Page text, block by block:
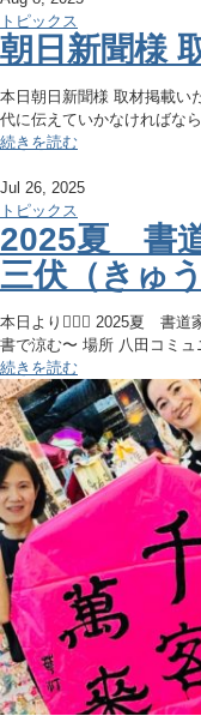
トピックス
朝日新聞様
本日朝日新聞様 取材掲載い
代に伝えていかなければな
続きを読む
Jul 26, 2025
トピックス
2025夏 書
三伏（きゅ
本日より🙇🏻‍♀️ 2025夏 書道
書で涼む〜 場所 八田コミ
続きを読む